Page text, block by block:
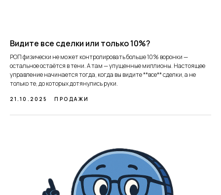
Видите все сделки или только 10%?
РОП физически не может контролировать больше 10% воронки —
остальное остаётся в тени. А там — упущенные миллионы. Настоящее
управление начинается тогда, когда вы видите **все** сделки, а не
только те, до которых дотянулись руки.
21.10.2025 ПРОДАЖИ